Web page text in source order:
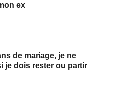
ex
de mariage, je ne
je dois rester ou partir